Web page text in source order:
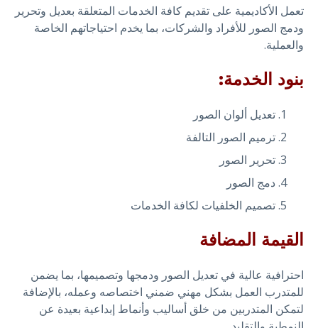
تعمل الأكاديمية على تقديم كافة الخدمات المتعلقة بعديل وتحرير
ودمج الصور للأفراد والشركات، بما يخدم احتياجاتهم الخاصة
والعملية.
بنود الخدمة:
تعديل ألوان الصور
ترميم الصور التالفة
تحرير الصور
دمج الصور
تصميم الخلفيات لكافة الخدمات
القيمة المضافة
احترافية عالية في تعديل الصور ودمجها وتصميمها، بما يضمن
للمتدرب العمل بشكل مهني ضمني اختصاصه وعمله، بالإضافة
لتمكن المتدربين من خلق أساليب وأنماط إبداعية بعيدة عن